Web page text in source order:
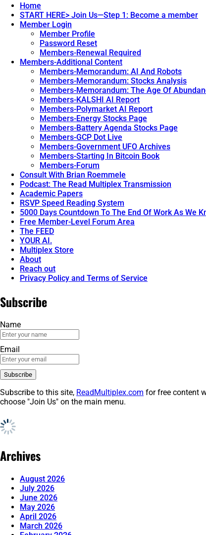
Home
START HERE> Join Us—Step 1: Become a member
Member Login
Member Profile
Password Reset
Members-Renewal Required
Members-Additional Content
Members-Memorandum: AI And Robots
Members-Memorandum: Stocks Analysis
Members-Memorandum: The Age Of
Members-KALSHI AI Report
Members-Polymarket AI Report
Members-Energy Stocks Page
Members-Battery Agenda Stocks Page
Members-GCP Dot Live
Members-Government UFO Archives
Members-Starting In Bitcoin Book
Members-Forum
Consult With Brian Roemmele
Podcast: The Read Multiplex Transmission
Academic Papers
RSVP Speed Reading System
5000 Days Countdown To The End Of Work As We
Free Member-Level Forum Area
The FEED
YOUR AI.
Multiplex Store
About
Reach out
Privacy Policy and Terms of Service
Subscribe
Name
Email
Subscribe to this site, ReadMultiplex.com for free content
choose "Join Us" on the main menu.
Archives
August 2026
July 2026
June 2026
May 2026
April 2026
March 2026